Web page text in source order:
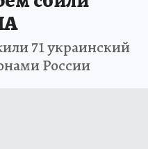
71 украинский
России